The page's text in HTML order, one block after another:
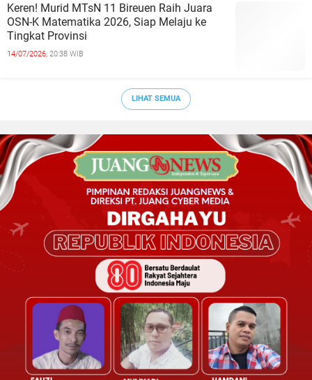
Keren! Murid MTsN 11 Bireuen Raih Juara
OSN-K Matematika 2026, Siap Melaju ke
Tingkat Provinsi
14/07/2026, 20:38 WIB
LIHAT SEMUA